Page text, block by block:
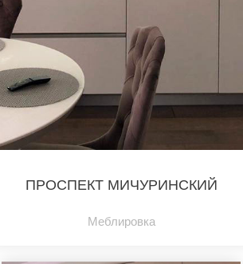
ПРОСПЕКТ МИЧУРИНСКИЙ
Меблировка